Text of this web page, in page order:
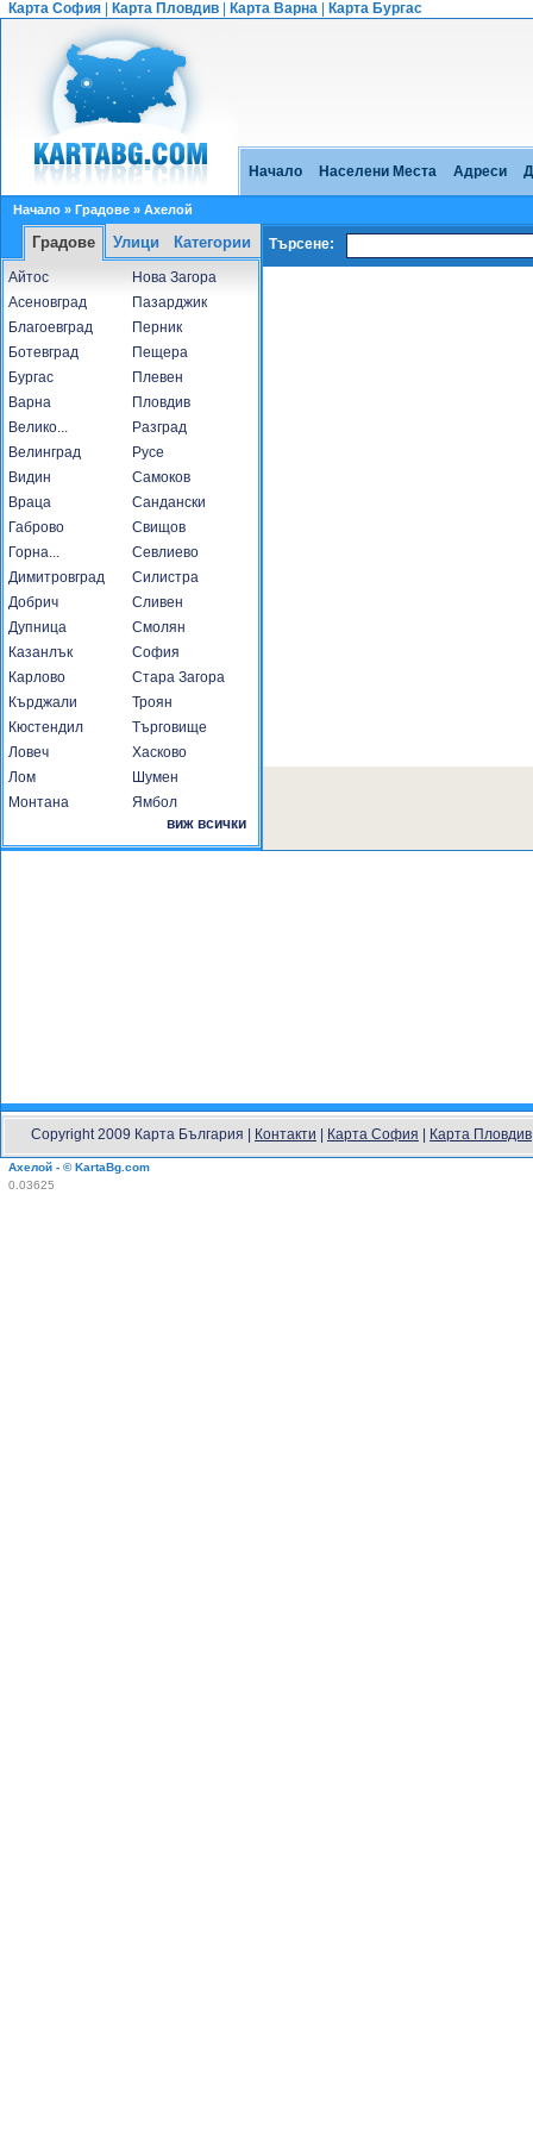
Карта София Карта Пловдив Карта Варна Карта Бургас
Начало Населени Места Адреси
Начало » Градове » Ахелой
Градове Улици Категории
Айтос
Асеновград
Благоевград
Ботевград
Бургас
Варна
Велико...
Велинград
Видин
Враца
Габрово
Горна...
Димитровград
Добрич
Дупница
Казанлък
Карлово
Кърджали
Кюстендил
Ловеч
Лом
Монтана
Нова Загора
Пазарджик
Перник
Пещера
Плевен
Пловдив
Разград
Русе
Самоков
Сандански
Свищов
Севлиево
Силистра
Сливен
Смолян
София
Стара Загора
Троян
Търговище
Хасково
Шумен
Ямбол
виж всички
Търсене:
Copyright 2009 Карта България | Контакти Карта София Карта Пловдив
Ахелой - © KartaBg.com
0.03625